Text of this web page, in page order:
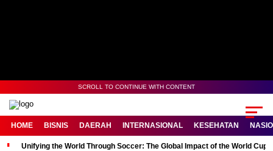
SCROLL TO CONTINUE WITH CONTENT
HOME BISNIS DAERAH INTERNASIONAL KESEHATAN
Unifying the World Through Soccer: The Global Impact of the World Cup